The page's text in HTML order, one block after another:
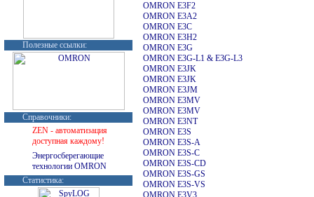
Полезные ссылки:
Справочники:
ZEN - автоматизация
доступная каждому!
Энергосберегающие
технологии OMRON
Статистика:
OMRON E3F2
OMRON E3A2
OMRON E3C
OMRON E3H2
OMRON E3G
OMRON E3G-L1 & E3G-L3
OMRON E3JK
OMRON E3JK
OMRON E3JM
OMRON E3MV
OMRON E3MV
OMRON E3NT
OMRON E3S
OMRON E3S-A
OMRON E3S-C
OMRON E3S-CD
OMRON E3S-GS
OMRON E3S-VS
OMRON E3V3